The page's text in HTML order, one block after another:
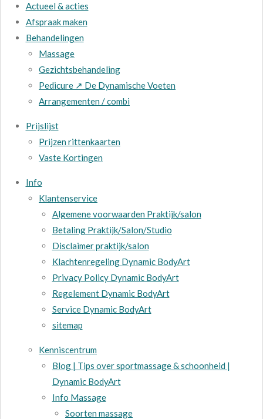
Actueel & acties
Afspraak maken
Behandelingen
Massage
Gezichtsbehandeling
Pedicure ↗ De Dynamische Voeten
Arrangementen / combi
Prijslijst
Prijzen rittenkaarten
Vaste Kortingen
Info
Klantenservice
Algemene voorwaarden Praktijk/salon
Betaling Praktijk/Salon/Studio
Disclaimer praktijk/salon
Klachtenregeling Dynamic BodyArt
Privacy Policy Dynamic BodyArt
Regelement Dynamic BodyArt
Service Dynamic BodyArt
sitemap
Kenniscentrum
Blog | Tips over sportmassage & schoonheid |
Dynamic BodyArt
Info Massage
Soorten massage